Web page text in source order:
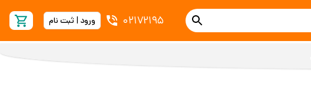
02172195 ورود | ثبت نام